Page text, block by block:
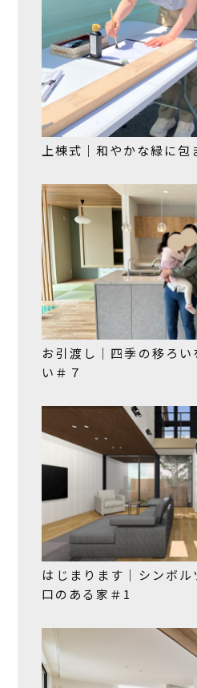
上棟式｜和やかな緑に
お引渡し｜四季の移ろ
い＃７
はじまります｜シンボ
口のある家＃1